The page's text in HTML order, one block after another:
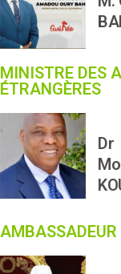
MINISTRE DES
ÉTRANGÈRES
Dr
AMBASSADEUR